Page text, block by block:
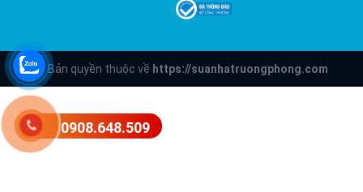
© Bản quyền thuộc về https://suanhatruongphong.com
0908.648.509